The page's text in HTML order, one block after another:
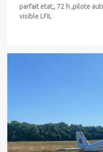
parfait etat,, 72 h ,pilote
visible LFIL